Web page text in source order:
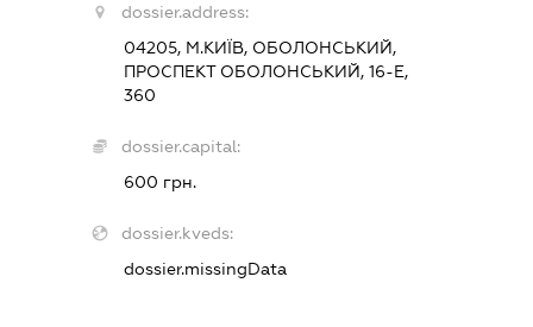
dossier.address:
04205, М.КИЇВ, ОБОЛОНСЬКИЙ,
ПРОСПЕКТ ОБОЛОНСЬКИЙ, 16-Е,
360
dossier.capital:
600 грн.
dossier.kveds:
dossier.missingData